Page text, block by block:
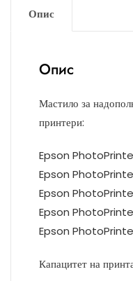
Опис
Опис
Мастило за
принтери:
Epson
Epson
Epson
Epson
Epson
Капацитет на